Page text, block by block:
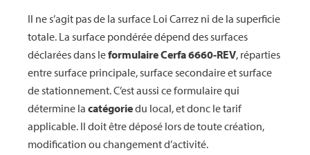
Il ne s’agit pas de la surface Loi Carrez ni de la superficie
totale. La surface pondérée dépend des surfaces
déclarées dans leformulaire Cerfa 6660-REV, réparties
entre surface principale, surface secondaire et surface
de stationnement. C’est aussi ce formulaire qui
détermine la catégoriedu local, et donc le tarif
applicable. Il doit être déposé lors de toute création,
modification ou changement d’activité.